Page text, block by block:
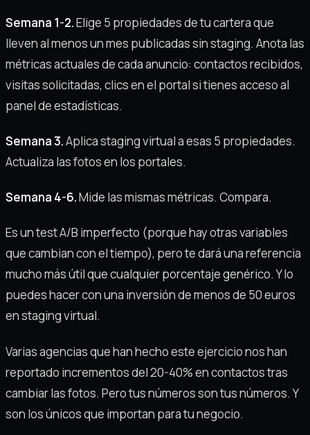
Semana 1-2.Elige 5 propiedades de tu cartera que
lleven al menos un mes publicadas sin staging. Anota las
métricas actuales de cada anuncio: contactos recibidos,
visitas solicitadas, clics en el portal si tienes acceso al
panel de estadísticas.
Semana 3.Aplica staging virtual a esas 5 propiedades.
Actualiza las fotos en los portales.
Semana 4-6.Mide las mismas métricas. Compara.
Es un test A/B imperfecto (porque hay otras variables
que cambian con el tiempo), pero te dará una referencia
mucho más útil que cualquier porcentaje genérico. Y lo
puedes hacer con una inversión de menos de 50 euros
en staging virtual.
Varias agencias que han hecho este ejercicio nos han
reportado incrementos del 20-40% en contactos tras
cambiar las fotos. Pero tus números son tus números. Y
son los únicos que importan para tu negocio.